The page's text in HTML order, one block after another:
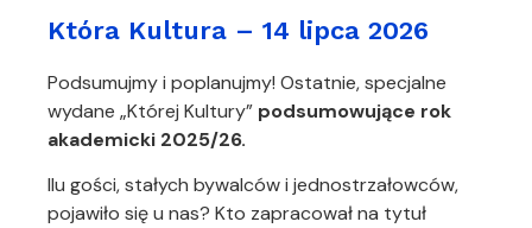
Która Kultura – 14 lipca 2026
Podsumujmy i poplanujmy! Ostatnie, specjalne
wydane „Której Kultury” podsumowujące rok
akademicki 2025/26.
Ilu gości, stałych bywalców i jednostrzałowców,
pojawiło się u nas? Kto zapracował na tytuł